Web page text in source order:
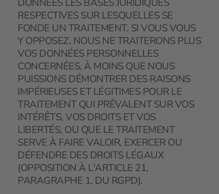
DONNÉES LES BASES JURIDIQUES
RESPECTIVES SUR LESQUELLES SE
FONDE UN TRAITEMENT. SI VOUS VOUS
Y OPPOSEZ, NOUS NE TRAITERONS PLUS
VOS DONNÉES PERSONNELLES
CONCERNÉES, À MOINS QUE NOUS
PUISSIONS DÉMONTRER DES RAISONS
IMPÉRIEUSES ET LÉGITIMES POUR LE
TRAITEMENT QUI PRÉVALENT SUR VOS
INTÉRÊTS, VOS DROITS ET VOS
LIBERTÉS, OU QUE LE TRAITEMENT
SERVE À FAIRE VALOIR, EXERCER OU
DÉFENDRE DES DROITS LÉGAUX
(OPPOSITION À L'ARTICLE 21,
PARAGRAPHE 1, DU RGPD).